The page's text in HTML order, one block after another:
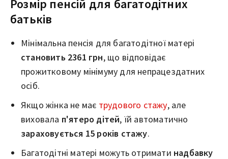
Розмір пенсій для багатодітних
батьків
Мінімальна пенсія для багатодітної матері
становить 2361 грн, що відповідає
прожитковому мінімуму для непрацездатних
осіб.
Якщо жінка не має трудового стажу, але
виховала п'ятеро дітей, їй автоматично
зараховується 15 років стажу.
Багатодітні матері можуть отримати надбавку